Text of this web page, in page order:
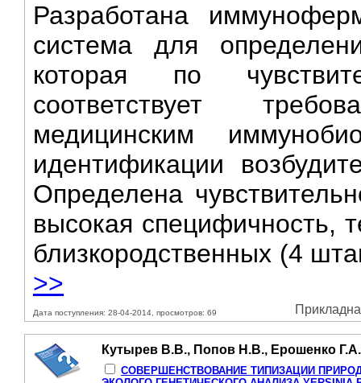
Разработана
система для
которая по
соответствует
медицинским
идентификации
Определена
высокая специфичность,
близкородственных (4
>>
Дата поступления: 28-04-2014, просмотров: 69
Кутырев В.В., Попов Н.В., Ерошенко
СОВЕРШЕНСТВОВАНИЕ ТИПИЗАЦИИ